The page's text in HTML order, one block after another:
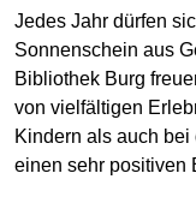
Jedes Jahr dürfen
Sonnenschein aus
Bibliothek Burg
von vielfältigen
Kindern als auch
einen sehr positiven